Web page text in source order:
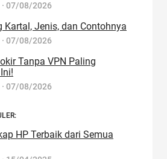
· 07/08/2026
Kartal, Jenis, dan Contohnya
· 07/08/2026
Tanpa VPN Paling
· 07/08/2026
HP Terbaik dari Semua